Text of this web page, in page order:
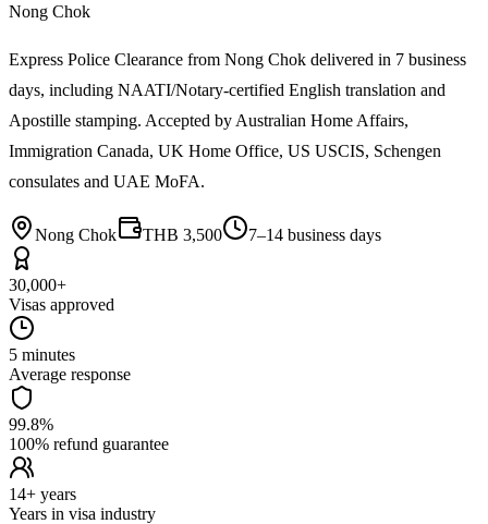
Nong Chok
Express Police Clearance from Nong Chok delivered in 7 business
days, including NAATI/Notary-certified English translation and
Apostille stamping. Accepted by Australian Home Affairs,
Immigration Canada, UK Home Office, US USCIS, Schengen
consulates and UAE MoFA.
Nong Chok THB 3,500 7–14 business days
30,000+
Visas approved
5 minutes
Average response
99.8%
100% refund guarantee
14+ years
Years in visa industry